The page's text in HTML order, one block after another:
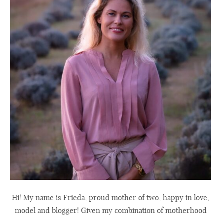
Hi! My name is Frieda, proud mother of two, happy in love,
model and blogger! Given my combination of motherhood